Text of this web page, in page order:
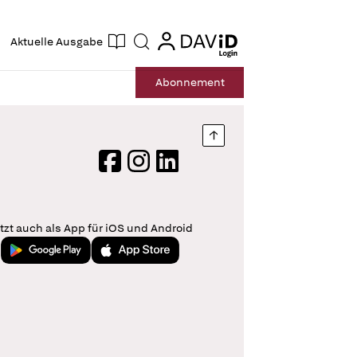
Aktuelle Ausgabe Suche login
login
Abonnement
Nach oben springen
FacebookInstagram
LinkedIn
auch als App für iOS und Android
Jetzt bei Google PlayLaden im App Store